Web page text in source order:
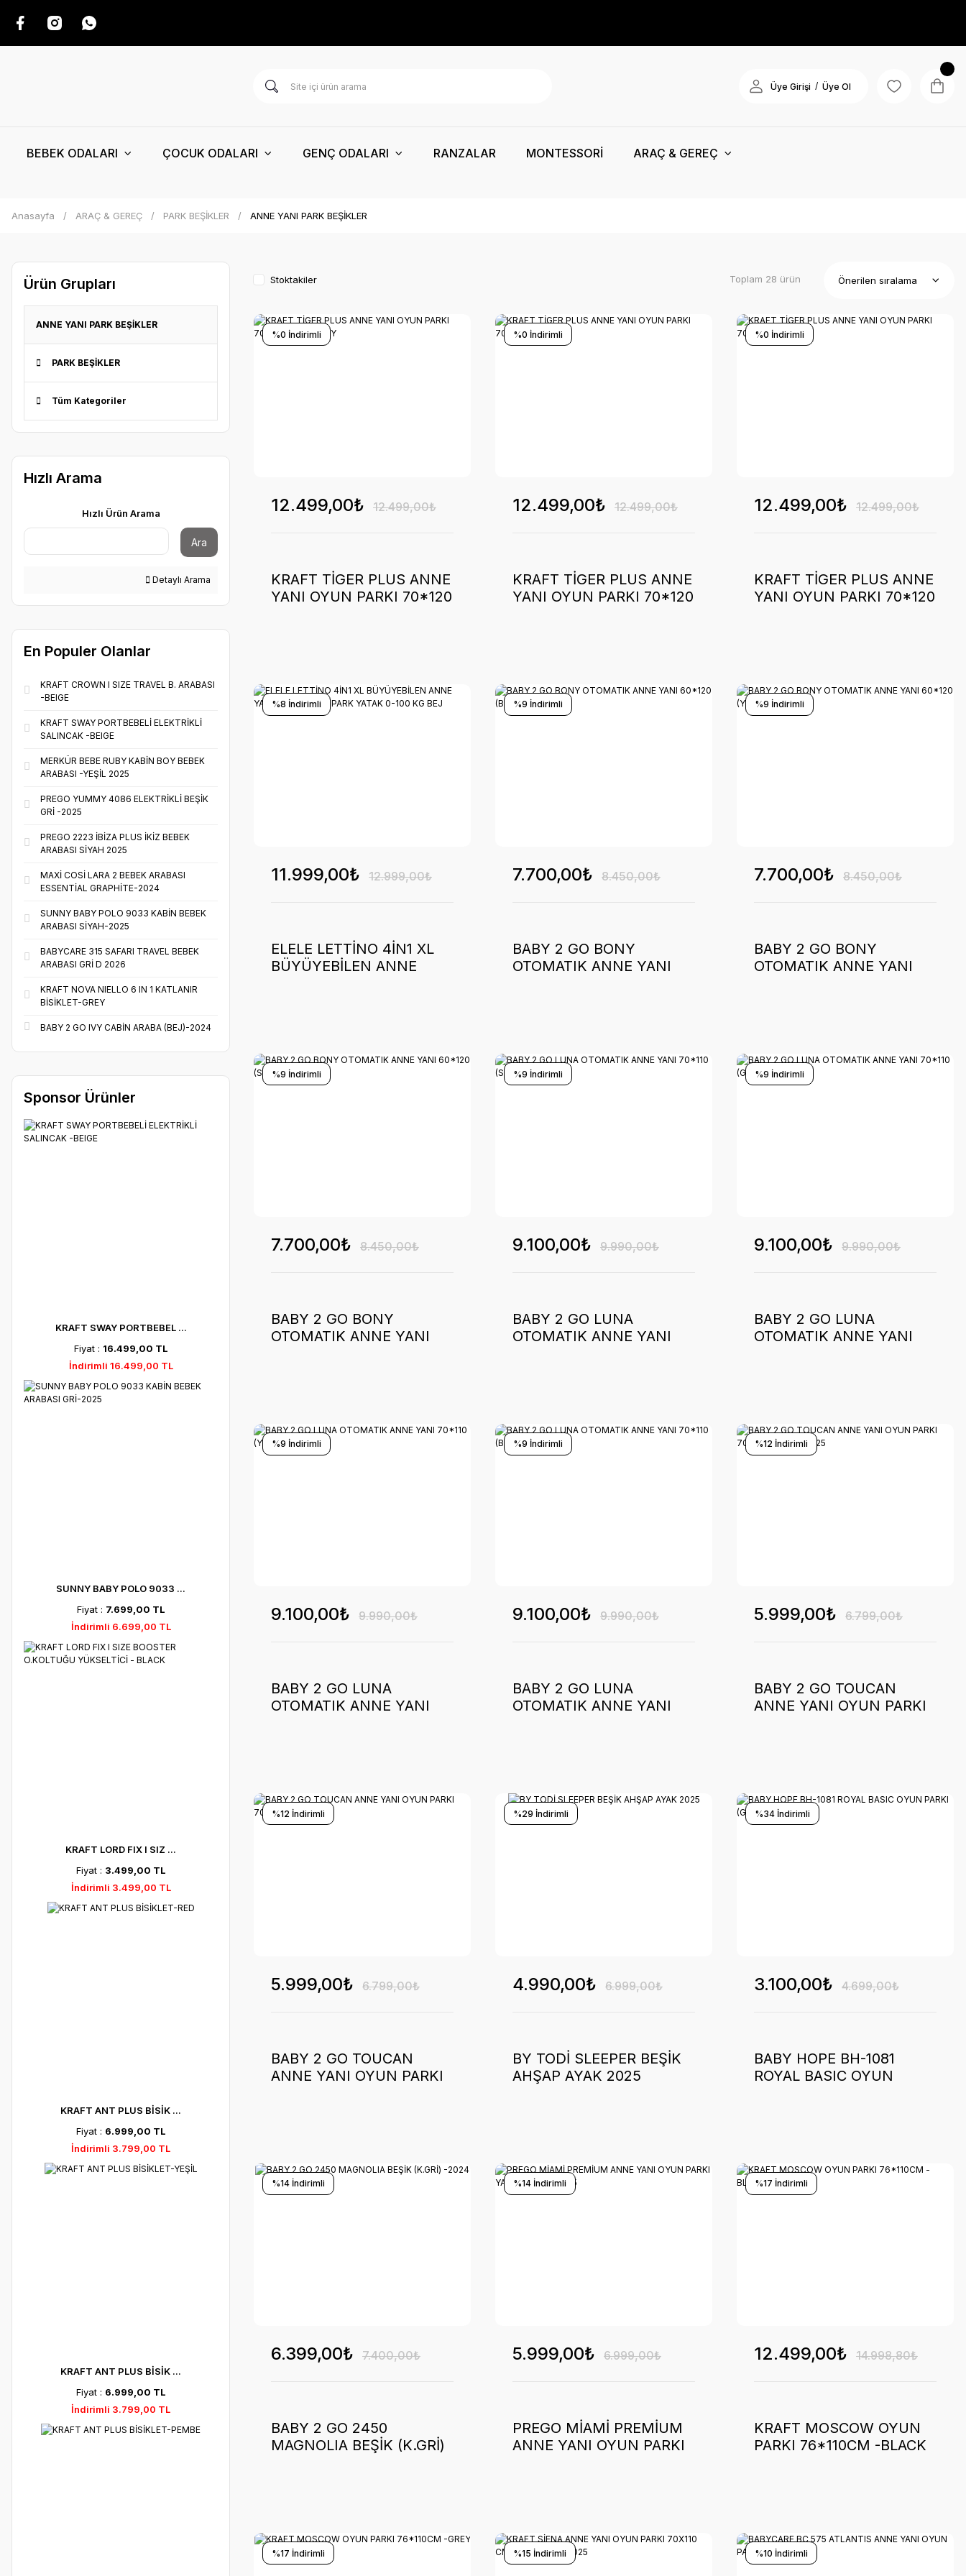
Üye Girişi / Üye Ol
BEBEK ODALARI ÇOCUK ODALARI GENÇ ODALARI RANZALAR MONTESSORİ ARAÇ & GEREÇ
Anasayfa ARAÇ & GEREÇ PARK BEŞİKLER ANNE YANI PARK BEŞİKLER
Ürün Grupları
ANNE YANI PARK BEŞİKLER
PARK BEŞİKLER
Tüm Kategoriler
Hızlı Arama
Hızlı Ürün Arama
Ara
Detaylı Arama
En Populer Olanlar
KRAFT CROWN I SIZE TRAVEL B. ARABASI
-BEIGE
KRAFT SWAY PORTBEBELİ ELEKTRİKLİ
SALINCAK -BEIGE
MERKÜR BEBE RUBY KABİN BOY BEBEK
ARABASI -YEŞİL 2025
PREGO YUMMY 4086 ELEKTRİKLİ BEŞİK
GRİ -2025
PREGO 2223 İBİZA PLUS İKİZ BEBEK
ARABASI SİYAH 2025
MAXİ COSİ LARA 2 BEBEK ARABASI
ESSENTİAL GRAPHİTE-2024
SUNNY BABY POLO 9033 KABİN BEBEK
ARABASI SİYAH-2025
BABYCARE 315 SAFARI TRAVEL BEBEK
ARABASI GRİ D 2026
KRAFT NOVA NIELLO 6 IN 1 KATLANIR
BİSİKLET-GREY
BABY 2 GO IVY CABİN ARABA (BEJ)-2024
Sponsor Ürünler
KRAFT SWAY PORTBEBEL ...
Fiyat : 16.499,00 TL
İndirimli 16.499,00 TL
SUNNY BABY POLO 9033 ...
Fiyat : 7.699,00 TL
İndirimli 6.699,00 TL
KRAFT LORD FIX I SIZ ...
Fiyat : 3.499,00 TL
İndirimli 3.499,00 TL
KRAFT ANT PLUS BİSİK ...
Fiyat : 6.999,00 TL
İndirimli 3.799,00 TL
KRAFT ANT PLUS BİSİK ...
Fiyat : 6.999,00 TL
İndirimli 3.799,00 TL
Stoktakiler Toplam 28 ürün
%0 İndirimli
12.499,00₺ 12.499,00₺
KRAFT TİGER PLUS ANNE
YANI OYUN PARKI 70*120
%0 İndirimli
12.499,00₺ 12.499,00₺
KRAFT TİGER PLUS ANNE
YANI OYUN PARKI 70*120
%0 İndirimli
12.499,00₺ 12.499,00₺
KRAFT TİGER PLUS ANNE
YANI OYUN PARKI 70*120
%8 İndirimli
11.999,00₺ 12.999,00₺
ELELE LETTİNO 4İN1 XL
BÜYÜYEBİLEN ANNE
%9 İndirimli
7.700,00₺ 8.450,00₺
BABY 2 GO BONY
OTOMATIK ANNE YANI
%9 İndirimli
7.700,00₺ 8.450,00₺
BABY 2 GO BONY
OTOMATIK ANNE YANI
%9 İndirimli
7.700,00₺ 8.450,00₺
BABY 2 GO BONY
OTOMATIK ANNE YANI
%9 İndirimli
9.100,00₺ 9.990,00₺
BABY 2 GO LUNA
OTOMATIK ANNE YANI
%9 İndirimli
9.100,00₺ 9.990,00₺
BABY 2 GO LUNA
OTOMATIK ANNE YANI
%9 İndirimli
9.100,00₺ 9.990,00₺
BABY 2 GO LUNA
OTOMATIK ANNE YANI
%9 İndirimli
9.100,00₺ 9.990,00₺
BABY 2 GO LUNA
OTOMATIK ANNE YANI
%12 İndirimli
5.999,00₺ 6.799,00₺
BABY 2 GO TOUCAN
ANNE YANI OYUN PARKI
%12 İndirimli
5.999,00₺ 6.799,00₺
BABY 2 GO TOUCAN
ANNE YANI OYUN PARKI
%29 İndirimli
4.990,00₺ 6.999,00₺
BY TODİ SLEEPER BEŞİK
AHŞAP AYAK 2025
%34 İndirimli
3.100,00₺ 4.699,00₺
BABY HOPE BH-1081
ROYAL BASIC OYUN
%14 İndirimli
6.399,00₺ 7.400,00₺
BABY 2 GO 2450
MAGNOLIA BEŞİK (K.GRİ)
%14 İndirimli
5.999,00₺ 6.999,00₺
PREGO MİAMİ PREMİUM
ANNE YANI OYUN PARKI
%17 İndirimli
12.499,00₺ 14.998,80₺
KRAFT MOSCOW OYUN
PARKI 76*110CM -BLACK
%17 İndirimli %15 İndirimli %10 İndirimli